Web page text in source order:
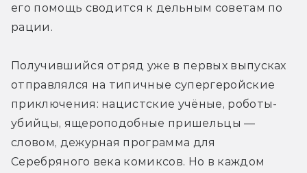
его помощь сводится к дельным советам по
рации.
Получившийся отряд уже в первых выпусках
отправлялся на типичные супергеройские
приключения: нацистские учёные, роботы-
убийцы, ящероподобные пришельцы —
словом, дежурная программа для
Серебряного века комиксов. Но в каждом